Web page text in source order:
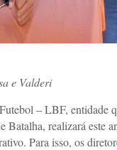
e Valderi
– LBF, entidade
realizará este
Para isso, os